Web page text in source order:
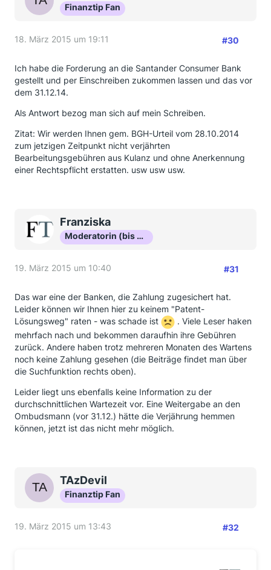
Finanztip Fan
18. März 2015 um 19:11 #30
Ich habe die Forderung an die Santander Consumer Bank
gestellt und per Einschreiben zukommen lassen und das vor
dem 31.12.14.
Als Antwort bezog man sich auf mein Schreiben.
Zitat: Wir werden Ihnen gem. BGH-Urteil vom 28.10.2014
zum jetzigen Zeitpunkt nicht verjährten
Bearbeitungsgebühren aus Kulanz und ohne Anerkennung
einer Rechtspflicht erstatten. usw usw usw.
Franziska
Moderatorin (bis Okt 16)
19. März 2015 um 10:40 #31
Das war eine der Banken, die Zahlung zugesichert hat.
Leider können wir Ihnen hier zu keinem "Patent-
Lösungsweg" raten - was schade ist
. Viele Leser haken
mehrfach nach und bekommen daraufhin ihre Gebühren
zurück. Andere haben trotz mehreren Monaten des Wartens
noch keine Zahlung gesehen (die Beiträge findet man über
die Suchfunktion rechts oben).
Leider liegt uns ebenfalls keine Information zu der
durchschnittlichen Wartezeit vor. Eine Weitergabe an den
Ombudsmann (vor 31.12.) hätte die Verjährung hemmen
können, jetzt ist das nicht mehr möglich.
TAzDevil
Finanztip Fan
19. März 2015 um 13:43 #32